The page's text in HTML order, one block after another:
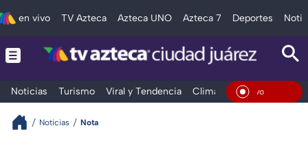
en vivo TV Azteca Azteca UNO Azteca 7 Deportes
Noticias Turismo Viral y Tendencia Clima Deportes En
Noticias Nota